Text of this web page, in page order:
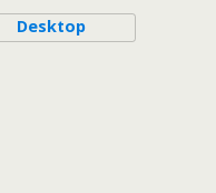
Desktop